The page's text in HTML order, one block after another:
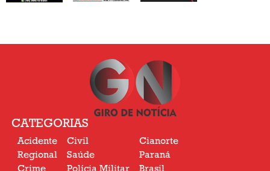
CATEGORIAS
Acidente
Regional
Crime
Civil
Saúde
Polícia Militar
Cianorte
Paraná
Brasil